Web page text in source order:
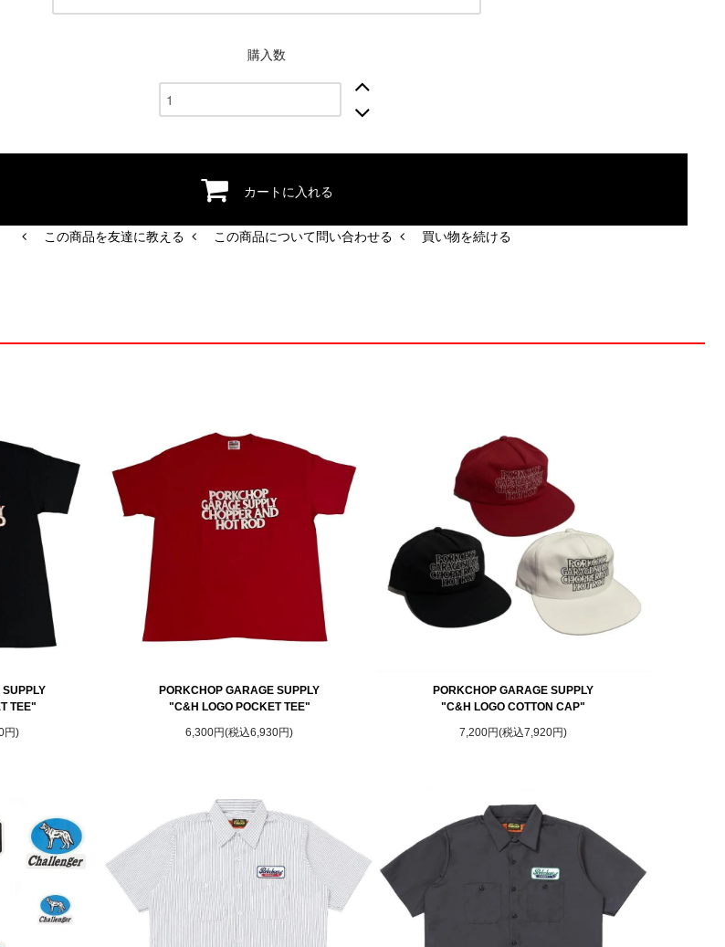
購入数
カートに入れる
この商品を友達に教える この商品について問い合わせる 買い物を続ける
TEE"
円)
PORKCHOP GARAGE SUPPLY
"C&H LOGO POCKET TEE"
6,300円(税込6,930円)
PORKCHOP GARAGE SUPPLY
"C&H LOGO COTTON CAP"
7,200円(税込7,920円)